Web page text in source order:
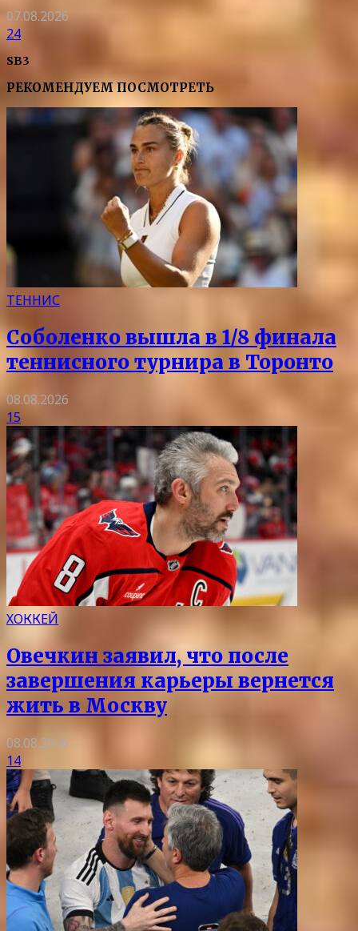
07.08.2026
24
SB3
РЕКОМЕНДУЕМ ПОСМОТРЕТЬ
ТЕННИС
Соболенко вышла в 1/8 финала
теннисного турнира в Торонто
08.08.2026
15
ХОККЕЙ
Овечкин заявил, что после
завершения карьеры вернется
жить в Москву
08.08.2026
14